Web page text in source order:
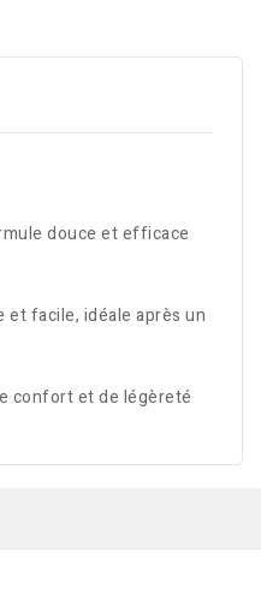
douce et efficace
facile, idéale après un
confort et de légèreté